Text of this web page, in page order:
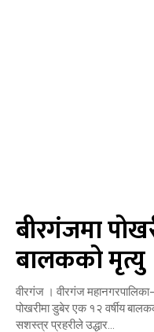
बीरगंजमा
बालकको मृत्यु
वीरगंज । वीरगंज
पोखरीमा डुबेर एक १२ वर्षीय
सशस्त्र प्रहरीले उद्धार...